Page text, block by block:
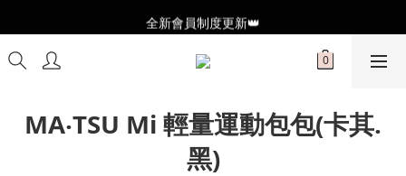
全新會員制度更新👑
全新會員制度更新👑
加入官方LINE🥰最新優惠資訊不錯過
MA‧TSU Mi 輕量運動包包(卡其.
黑)